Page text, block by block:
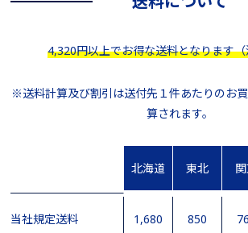
4,320円以上でお得な送料となります
※送料計算及び割引は送付先１件あたりのお
算されます。
北海道 東北
当社規定送料 1,680 850